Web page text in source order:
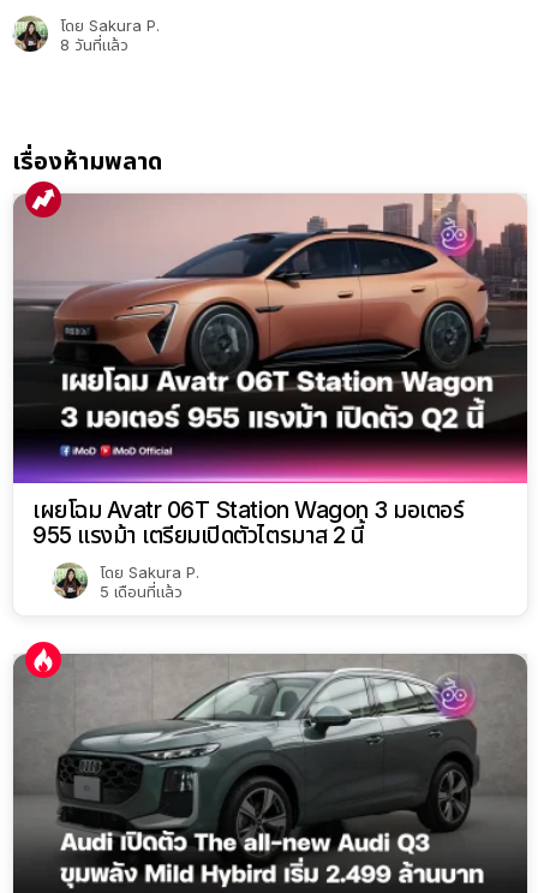
โดย Sakura P.
8 วันที่แล้ว
เรื่องห้ามพลาด
เผยโฉม Avatr 06T Station Wagon 3 มอเตอร์
955 แรงม้า เตรียมเปิดตัวไตรมาส 2 นี้
โดย Sakura P.
5 เดือนที่แล้ว